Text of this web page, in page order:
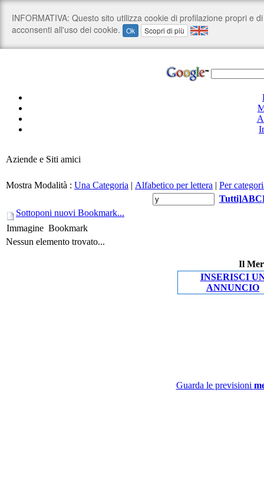
Aziende e Siti amici
Mostra Modalità : Una Categoria | Alfabetico per lettera | Per
Tutti]ABC
Sottoponi nuovi Bookmark...
Immagine Bookmark
Nessun elemento trovato...
Il
INSERISCI
ANNUNCIO
Guarda le previsioni